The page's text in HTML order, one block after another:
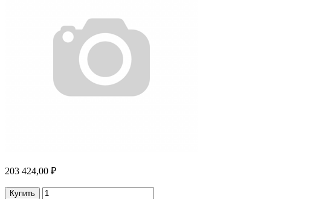
203 424,00 ₽
Купить